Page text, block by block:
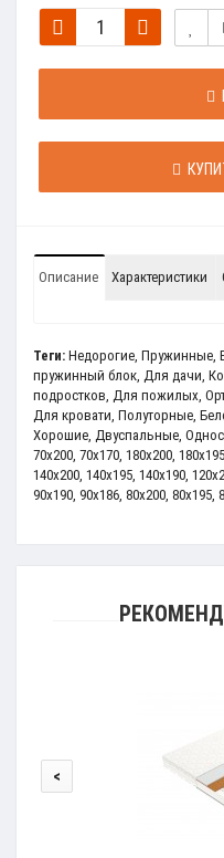
Описание Характеристики
Теги: Недорогие, Пружинные,
пружинный блок, Для дачи,
подростков, Для пожилых,
Для кровати, Полуторные,
Хорошие, Двуспальные,
70x200, 70х170, 180x200, 180x195
140x200, 140x195, 140x190,
90x190, 90x186, 80x200, 80x195,
<